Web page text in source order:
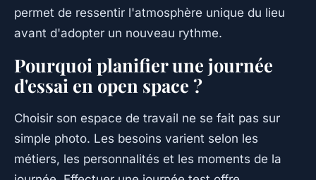
permet de ressentir l'atmosphère unique du lieu
avant d'adopter un nouveau rythme.
Pourquoi planifier une journée
d'essai en open space ?
Choisir son espace de travail ne se fait pas sur
simple photo. Les besoins varient selon les
métiers, les personnalités et les moments de la